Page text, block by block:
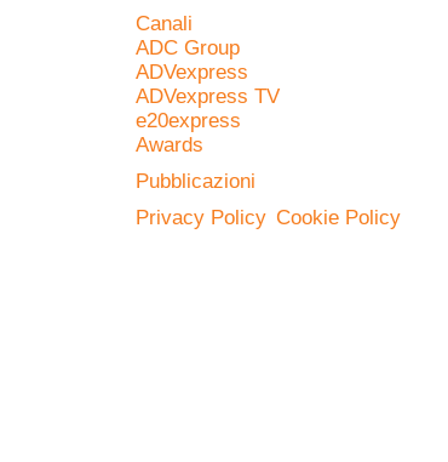
Canali
ADC Group
ADVexpress
ADVexpress TV
e20express
Awards
Pubblicazioni
Privacy Policy Cookie Policy